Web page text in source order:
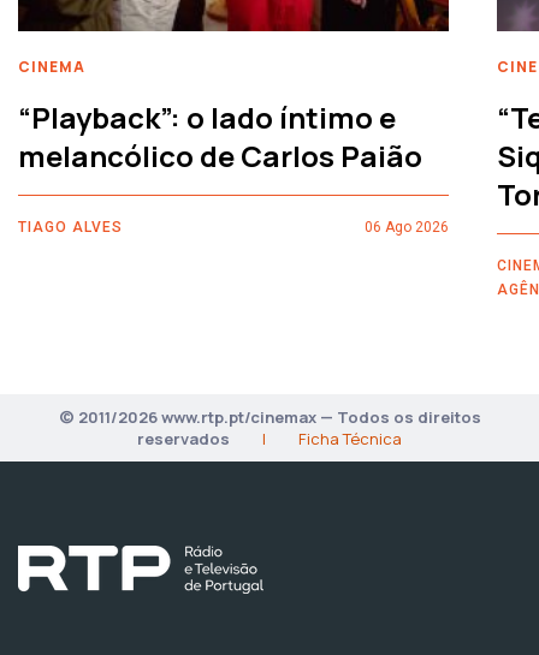
CINEMA
“Playback”: o lado íntimo e
melancólico de Carlos Paião
TIAGO ALVES 06 Ago 2026
© 2011/2026 www.rtp.pt/cinemax — Todos os direitos
reservados
| Ficha Técnica